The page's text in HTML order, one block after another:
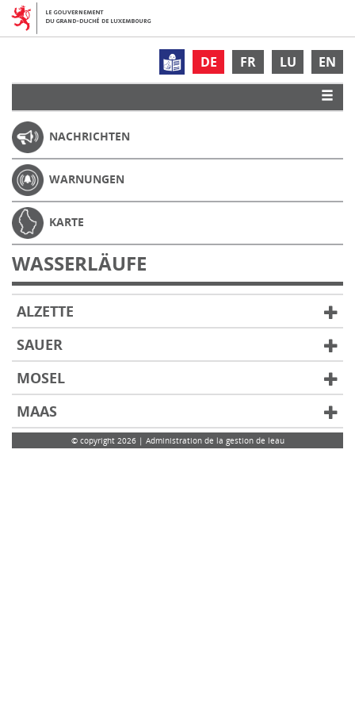
DE FR LU EN
NACHRICHTEN
WARNUNGEN
KARTE
WASSERLÄUFE
ALZETTE
SAUER
MOSEL
MAAS
© copyright 2026 | Administration de la gestion de leau